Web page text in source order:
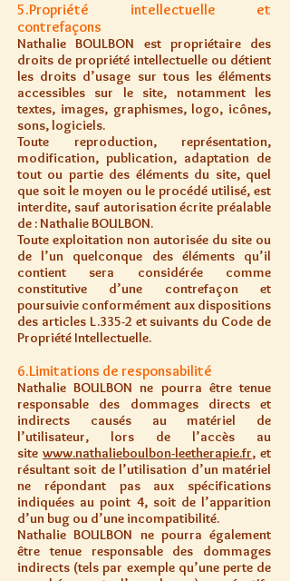
5.Propriété intellectuelle et
contrefaçons
Nathalie BOULBON est propriétaire des
droits de propriété intellectuelle ou détient
les droits d’usage sur tous les éléments
accessibles sur le site, notamment les
textes, images, graphismes, logo, icônes,
sons, logiciels.
Toute reproduction, représentation,
modification, publication, adaptation de
tout ou partie des éléments du site, quel
que soit le moyen ou le procédé utilisé, est
interdite, sauf autorisation écrite préalable
de : Nathalie BOULBON.
Toute exploitation non autorisée du site ou
de l’un quelconque des éléments qu’il
contient sera considérée comme
constitutive d’une contrefaçon et
poursuivie conformément aux dispositions
des articles L.335-2 et suivants du Code de
Propriété Intellectuelle.
6.Limitations de responsabilité
Nathalie BOULBON ne pourra être tenue
responsable des dommages directs et
indirects causés au matériel de
l’utilisateur, lors de l’accès au
site www.nathalieboulbon-leetherapie.fr, et
résultant soit de l’utilisation d’un matériel
ne répondant pas aux spécifications
indiquées au point 4, soit de l’apparition
d’un bug ou d’une incompatibilité.
Nathalie BOULBON ne pourra également
être tenue responsable des dommages
indirects (tels par exemple qu’une perte de